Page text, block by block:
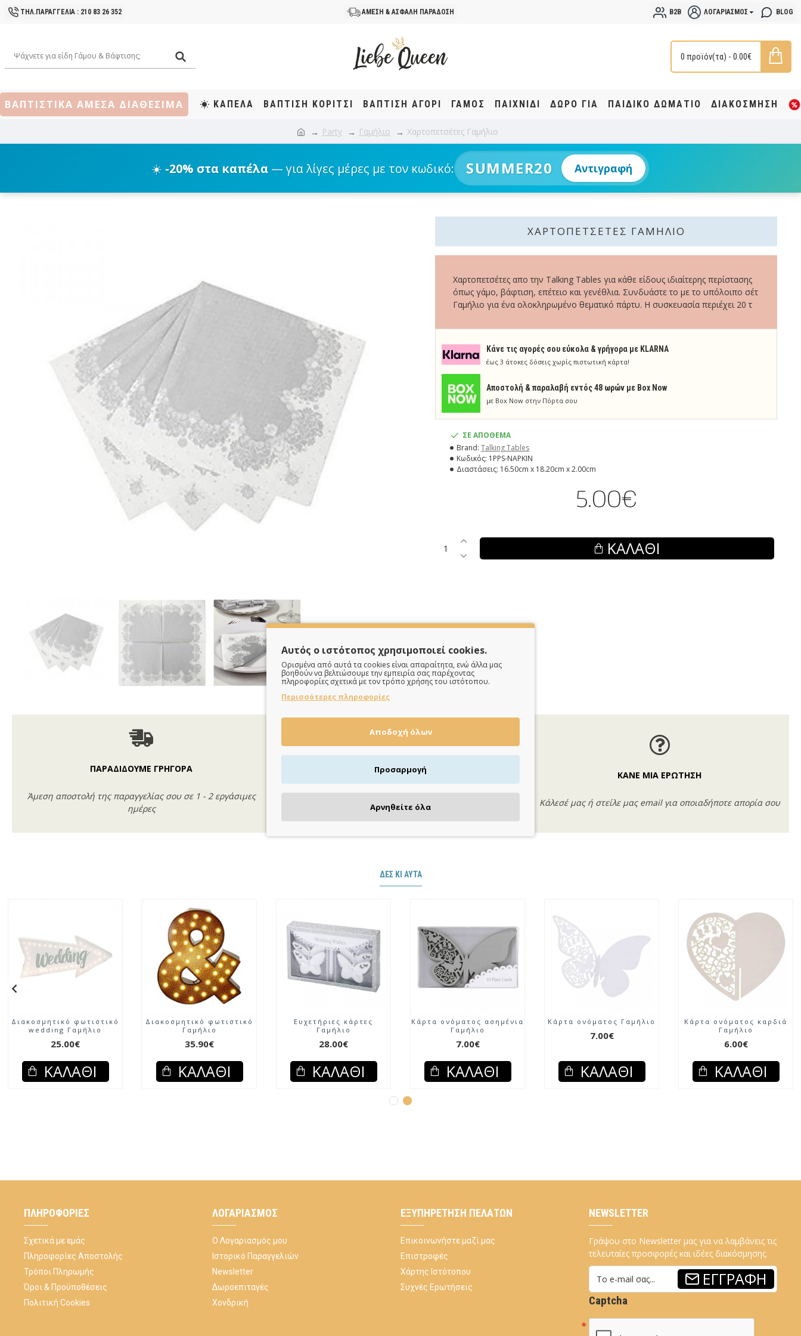
ΤΗΛ.ΠΑΡΑΓΓΕΛΙΑ : 210 83 26 352 ΑΜΕΣΗ & ΑΣΦΑΛΗ ΠΑΡΑΔΟΣΗ B2B ΛΟΓΑΡΙΑΣΜΌΣ BLOG
0 προϊόν(τα) - 0.00€
ΒΑΠΤΙΣΤΙΚΑ ΑΜΕΣΑ ΔΙΑΘΕΣΙΜΑ ΚΑΠΕΛΑ ΒΆΠΤΙΣΗ KOΡΊΤΣΙ ΒΆΠΤΙΣΗ ΑΓΌΡΙ ΓΑΜΟΣ ΠΑΙΧΝΙΔΙ ΔΩΡΟ ΓΙΑ ΠΑΙΔΙΚΟ ΔΩΜΑΤΙΟ ΔΙΑΚΟΣΜΗΣΗ
Party Γαμήλιο Χαρτοπετσέτες Γαμήλιο
☀️ -20% στα καπέλα — για λίγες μέρες με τον κωδικό: SUMMER20 Αντιγραφή
ΧΑΡΤΟΠΕΤΣΈΤΕΣ ΓΑΜΉΛΙΟ
Κάνε τις αγορές σου εύκολα & γρήγορα με KLARNA
έως 3 άτοκες δόσεις χωρίς πιστωτική κάρτα!
Aποστολή & παραλαβή εντός 48 ωρών με Box Now
με Box Now στην Πόρτα σου
Χαρτοπετσέτες απο την Talking Tables για κάθε είδους ιδιαίτερης περίστασης
όπως γάμο, βάφτιση, επέτειο και γενέθλια. Συνδυάστε το με το υπόλοιπο σέτ
Γαμήλιο για ένα ολοκληρωμένο θεματικό πάρτυ. Η συσκευασία περιέχει 20 τ
ΣΕ ΑΠΟΘΕΜΑ
Brand: Talking Tables
Κωδικός: 1PPS-NAPKIN
Διαστάσεις: 16.50cm x 18.20cm x 2.00cm
5.00€
ΚΑΛΆΘΙ
ΠΑΡΑΔΙΔΟΥΜΕ ΓΡΗΓΟΡΑ
Άμεση αποστολή της παραγγελίας σου σε 1 - 2 εργάσιμες
ημέρες
ΠΛΗΡΩΝΕΙΣ ΟΠΩΣ ΘΕΣ
Πιστωτική/χρεωστική κάρτα, αντικαταβολή ή κατάθεση
ΚΑΝΕ ΜΙΑ ΕΡΩΤΗΣΗ
Κάλεσέ μας ή στείλε μας email για οποιαδήποτε απορία σου
ΔΕΣ ΚΙ ΑΥΤΆ
Διακοσμητικό φωτιστικό
wedding Γαμήλιο
25.00€
ΚΑΛΆΘΙ
Διακοσμητικό φωτιστικό
Γαμήλιο
35.90€
ΚΑΛΆΘΙ
Ευχετήριες κάρτες
Γαμήλιο
28.00€
ΚΑΛΆΘΙ
Κάρτα ονόματος ασημένια
Γαμήλιο
7.00€
ΚΑΛΆΘΙ
Κάρτα ονόματος Γαμήλιο
7.00€
ΚΑΛΆΘΙ
Κάρτα ονόματος καρδιά
Γαμήλιο
6.00€
ΚΑΛΆΘΙ
ΠΛΗΡΟΦΟΡΊΕΣ
Σχετικά με εμάς
Πληροφορίες Αποστολής
Τρόποι Πληρωμής
Όροι & Προϋποθέσεις
Πολιτική Cookies
ΛΟΓΑΡΙΑΣΜΌΣ
Ο Λογαριασμός μου
Ιστορικό Παραγγελιών
Newsletter
Δωροεπιταγές
Χονδρική
ΕΞΥΠΗΡΈΤΗΣΗ ΠΕΛΑΤΏΝ
Επικοινωνήστε μαζί μας
Επιστροφές
Χάρτης Ιστότοπου
Συχνές Ερωτήσεις
NEWSLETTER
Γράψου στο Newsletter μας για να λαμβάνεις τις
τελευταίες προσφορές και ιδέες διακόσμησης.
ΕΓΓΡΑΦΉ
Captcha
Αυτός ο ιστότοπος χρησιμοποιεί cookies.
Ορισμένα από αυτά τα cookies είναι απαραίτητα, ενώ άλλα μας
βοηθούν να βελτιώσουμε την εμπειρία σας παρέχοντας
πληροφορίες σχετικά με τον τρόπο χρήσης του ιστότοπου.
Περισσότερες πληροφορίες
Αποδοχή όλων
Προσαρμογή
Αρνηθείτε όλα